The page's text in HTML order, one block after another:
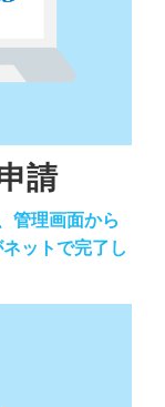
請
管理画面から
ットで完了し